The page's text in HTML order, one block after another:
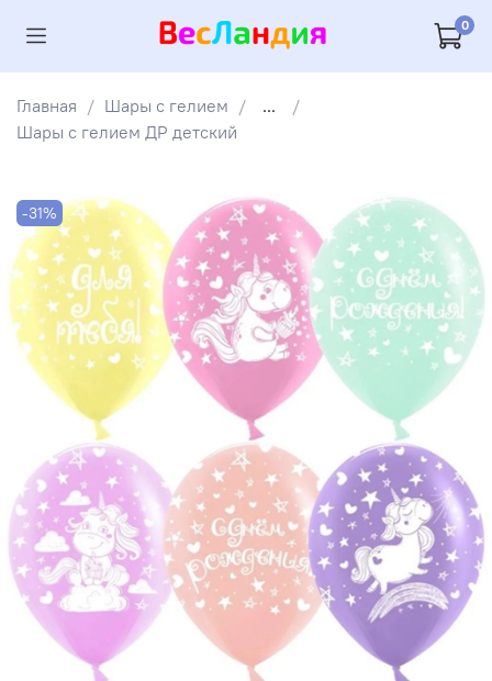
0
Главная Шары с гелием
...
Шары с гелием ДР детский
-31%